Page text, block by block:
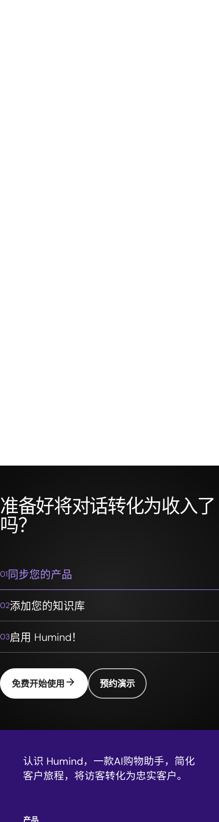
准备好将对话转化为收入了
吗？
01同步您的产品
02添加您的知识库
03启用 Humind！
免费开始使用 arrow_forward 预约演示
认识 Humind，一款AI购物助手，简化
客户旅程，将访客转化为忠实客户。